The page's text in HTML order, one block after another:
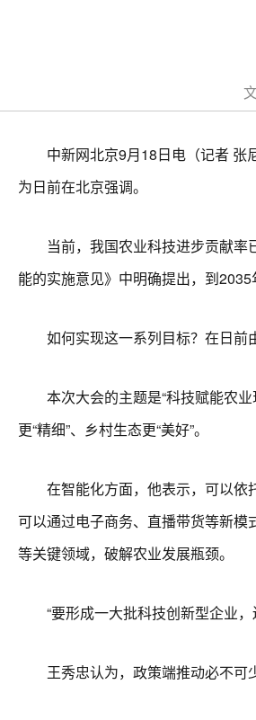
中新网北京9月18日电（记者 张尼
为日前在北京强调。
当前，我国农业科技进步贡献率
能的实施意见》中明确提出，到
如何实现这一系列目标？在日前
本次大会的主题是“科技赋能农业
更“精细”、乡村生态更“美好”。
在智能化方面，他表示，可以依
可以通过电子商务、直播带货等新
等关键领域，破解农业发展瓶颈。
“要形成一大批科技创新型企业，
王秀忠认为，政策端推动必不可